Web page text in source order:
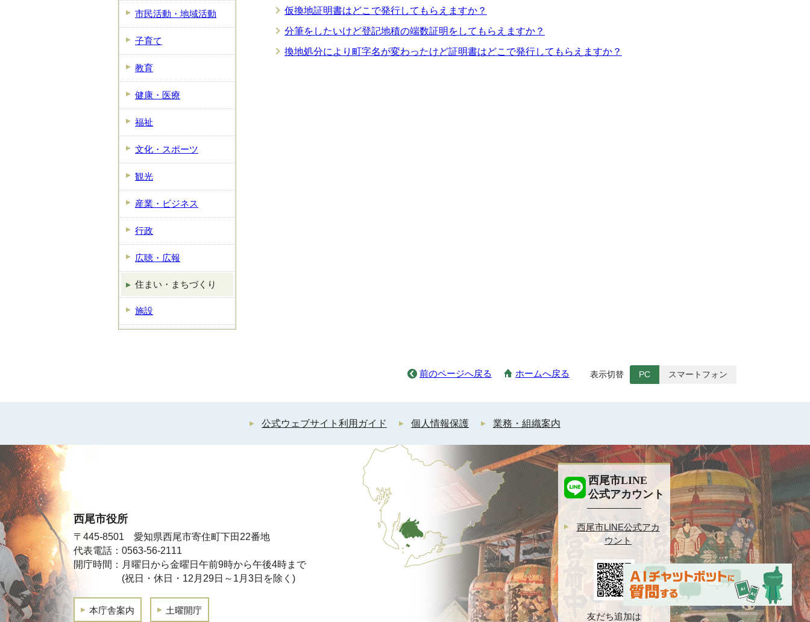
仮換地証明書はどこで発行してもらえますか？
分筆をしたいけど登記地積の端数証明をしてもらえますか？
換地処分により町字名が変わったけど証明書はどこで発行してもらえますか？
市民活動・地域活動
子育て
教育
健康・医療
福祉
文化・スポーツ
観光
産業・ビジネス
行政
広聴・広報
住まい・まちづくり
施設
前のページへ戻る ホームへ戻る 表示切替 PC スマートフォン
公式ウェブサイト利用ガイド 個人情報保護 業務・組織案内
西尾市役所
〒445-8501 愛知県西尾市寄住町下田22番地
代表電話：0563-56-2111
開庁時間：月曜日から金曜日午前9時から午後4時まで
(祝日・休日・12月29日～1月3日を除く)
本庁舎案内 土曜開庁
西尾市LINE
公式アカウント
西尾市LINE公式アカ
ウント
友だち追加は